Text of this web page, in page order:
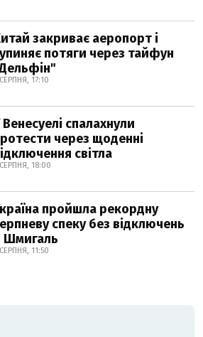
закриває аеропорт і
потяги через тайфун
17:10
Венесуелі спалахнули
через щоденні
світла
18:00
пройшла рекордну
спеку без відключень
Шмигаль
11:50